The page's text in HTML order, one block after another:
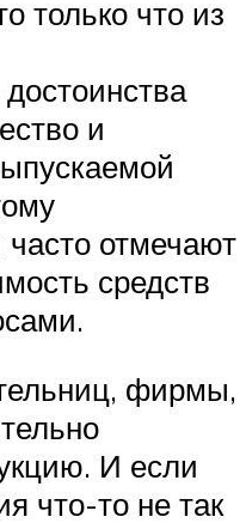
только что из
и
отмечают
средств
фирмы,
И если
что-то не так